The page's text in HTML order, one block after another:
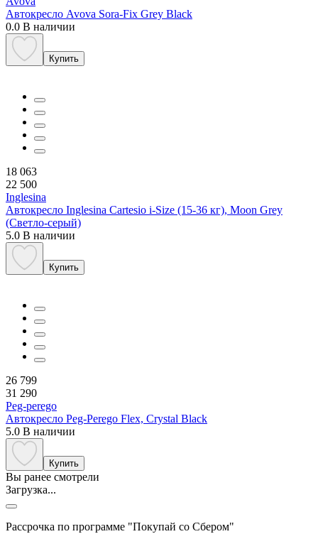
Автокресло Avova Sora-Fix Grey Black
0.0 В наличии
Купить
18 063
22 500
Inglesina
Автокресло Inglesina Cartesio i-Size (15-36 кг), Moon Grey
(Светло-серый)
5.0 В наличии
Купить
26 799
31 290
Peg-perego
Автокресло Peg-Perego Flex, Crystal Black
5.0 В наличии
Купить
Вы ранее смотрели
Загрузка...
Рассрочка по программе "Покупай со Сбером"